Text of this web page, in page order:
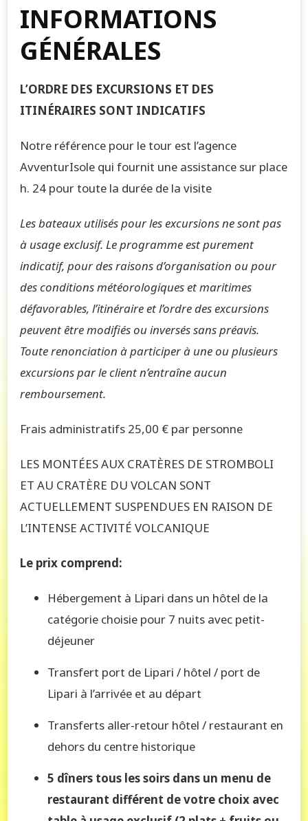
INFORMATIONS
GÉNÉRALES
L’ORDRE DES EXCURSIONS ET DES
ITINÉRAIRES SONT INDICATIFS
Notre référence pour le tour est l’agence
AvventurIsole qui fournit une assistance sur place
h. 24 pour toute la durée de la visite
Les bateaux utilisés pour les excursions ne sont pas
à usage exclusif. Le programme est purement
indicatif, pour des raisons d’organisation ou pour
des conditions météorologiques et maritimes
défavorables, l’itinéraire et l’ordre des excursions
peuvent être modifiés ou inversés sans préavis.
Toute renonciation à participer à une ou plusieurs
excursions par le client n’entraîne aucun
remboursement.
Frais administratifs 25,00 € par personne
LES MONTÉES AUX CRATÈRES DE STROMBOLI
ET AU CRATÈRE DU VOLCAN SONT
ACTUELLEMENT SUSPENDUES EN RAISON DE
L’INTENSE ACTIVITÉ VOLCANIQUE
Le prix comprend:
Hébergement à Lipari dans un hôtel de la
catégorie choisie pour 7 nuits avec petit-
déjeuner
Transfert port de Lipari / hôtel / port de
Lipari à l’arrivée et au départ
Transferts aller-retour hôtel / restaurant en
dehors du centre historique
5 dîners tous les soirs dans un menu de
restaurant différent de votre choix avec